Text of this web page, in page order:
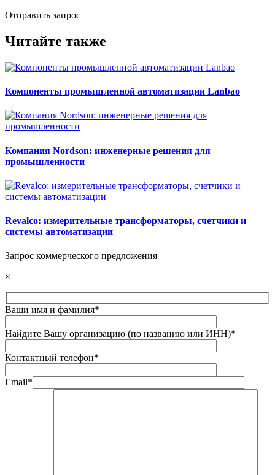
Отправить запрос
Читайте также
Компоненты промышленной автоматизации Lanbao
Компания Nordson: инженерные решения для
промышленности
Revalco: измерительные трансформаторы, счетчики и
системы автоматизации
Запрос коммерческого предложения
×
Ваши имя и фамилия*
Найдите Вашу организацию (по названию или ИНН)*
Контактный телефон*
Email*